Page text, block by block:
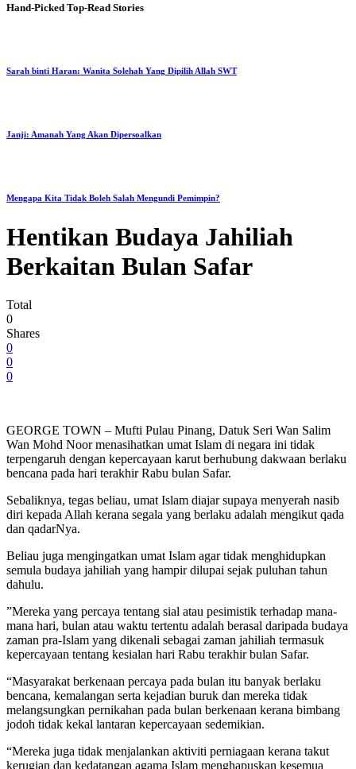
Hand-Picked Top-Read Stories
Sarah binti Haran: Wanita Solehah Yang Dipilih Allah SWT
Janji: Amanah Yang Akan Dipersoalkan
Mengapa Kita Tidak Boleh Salah Mengundi Pemimpin?
Hentikan Budaya Jahiliah
Berkaitan Bulan Safar
Total
0
Shares
0
0
0
GEORGE TOWN – Mufti Pulau Pinang, Datuk Seri Wan Salim
Wan Mohd Noor menasihatkan umat Islam di negara ini tidak
terpengaruh dengan kepercayaan karut berhubung dakwaan berlaku
bencana pada hari terakhir Rabu bulan Safar.
Sebaliknya, tegas beliau, umat Islam diajar supaya menyerah nasib
diri kepada Allah kerana segala yang berlaku adalah mengikut qada
dan qadarNya.
Beliau juga mengingatkan umat Islam agar tidak menghidupkan
semula budaya jahiliah yang hampir dilupai sejak puluhan tahun
dahulu.
”Mereka yang percaya tentang sial atau pesimistik terhadap mana-
mana hari, bulan atau waktu tertentu adalah berasal daripada budaya
zaman pra-Islam yang dikenali sebagai zaman jahiliah termasuk
kepercayaan tentang kesialan hari Rabu terakhir bulan Safar.
“Masyarakat berkenaan percaya pada bulan itu banyak berlaku
bencana, kemalangan serta kejadian buruk dan mereka tidak
melangsungkan pernikahan pada bulan berkenaan kerana bimbang
jodoh tidak kekal lantaran kepercayaan sedemikian.
“Mereka juga tidak menjalankan aktiviti perniagaan kerana takut
kerugian dan kedatangan agama Islam menghapuskan kesemua